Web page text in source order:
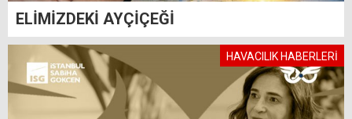
ELİMİZDEKİ AYÇİÇEĞİ
HAVACILIK HABERLERİ